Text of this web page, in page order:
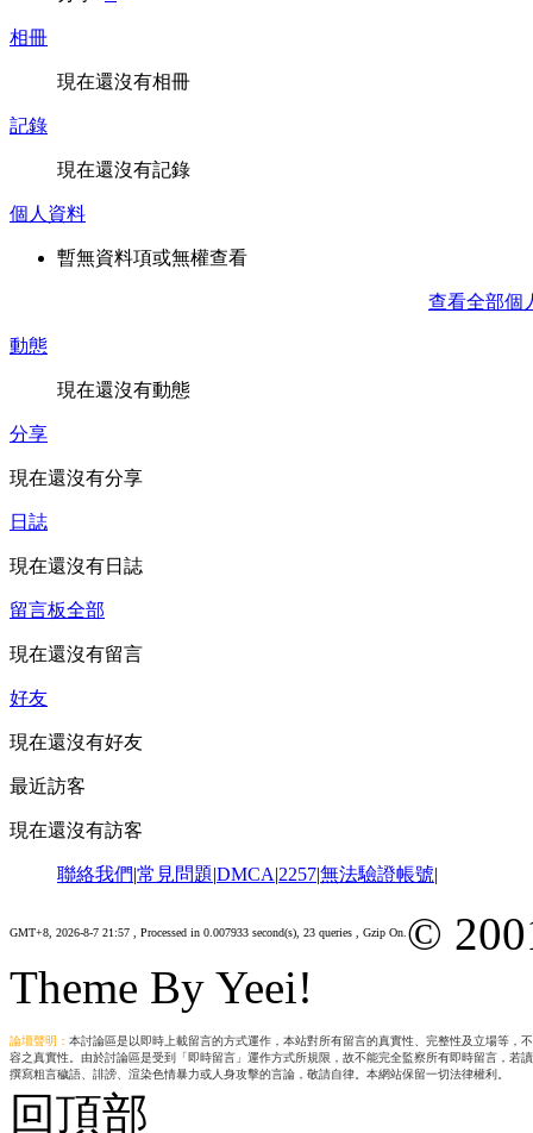
相冊
現在還沒有相冊
記錄
現在還沒有記錄
個人資料
暫無資料項或無權查看
查看全部個
動態
現在還沒有動態
分享
現在還沒有分享
日誌
現在還沒有日誌
留言板全部
現在還沒有留言
好友
現在還沒有好友
最近訪客
現在還沒有訪客
聯絡我們|常見問題|DMCA|2257|無法驗證帳號|
GMT+8, 2026-8-7 21:57 , Processed in 0.007933 second(s), 23 queries , Gzip On. ©
Theme By Yeei!
論壇聲明： 本討論區是以即時上載留言的方式運作，本站對所有留言的真實性、完整性及立場等
容之真實性。由於討論區是受到「即時留言」運作方式所規限，故不能完全監察所有即時留言，
撰寫粗言穢語、誹謗、渲染色情暴力或人身攻擊的言論，敬請自律。本網站保留一切法律權利。
回頂部